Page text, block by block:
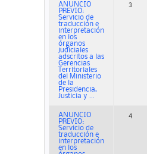
ANUNCIO
PREVIO:
Servicio de
traducción e
interpretación
en los
órganos
judiciales
adscritos a las
Gerencias
Territoriales
del Ministerio
de la
Presidencia,
Justicia y ...
3
ANUNCIO
PREVIO:
Servicio de
traducción e
interpretación
en los
4